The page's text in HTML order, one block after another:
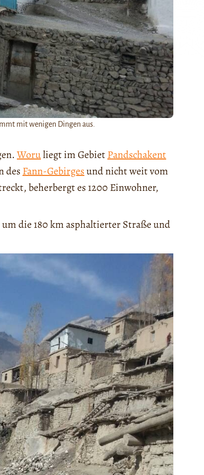
mit wenigen Dingen aus.
Woruliegt im GebietPandschakent
des Fann-Gebirgesund nicht weit vom
beherbergt es 1200 Einwohner,
die 180 km asphaltierter Straße und